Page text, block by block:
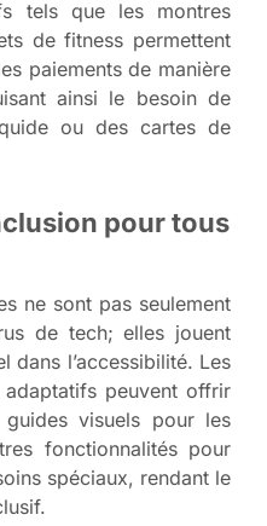
tels que les montres
de fitness permettent
paiements de manière
ainsi le besoin de
ou des cartes de
pour tous
ne sont pas seulement
de tech; elles jouent
dans l’accessibilité. Les
peuvent offrir
visuels pour les
fonctionnalités pour
spéciaux, rendant le